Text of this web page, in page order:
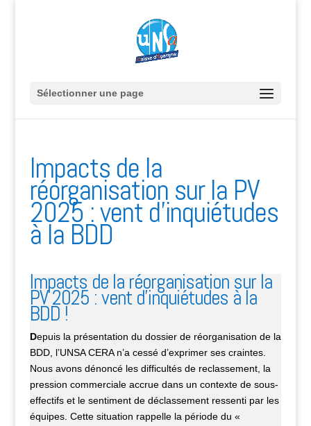
Sélectionner une page
Impacts de la
réorganisation sur la PV
2025 : vent d’inquiétudes
à la BDD
Impacts de la réorganisation sur la
PV 2025 : vent d'inquiétudes à la
BDD !
Depuis la présentation du dossier de réorganisation de la
BDD, l’UNSA CERA n’a cessé d’exprimer ses craintes.
Nous avons dénoncé les difficultés de reclassement, la
pression commerciale accrue dans un contexte de sous-
effectifs et le sentiment de déclassement ressenti par les
équipes. Cette situation rappelle la période du «